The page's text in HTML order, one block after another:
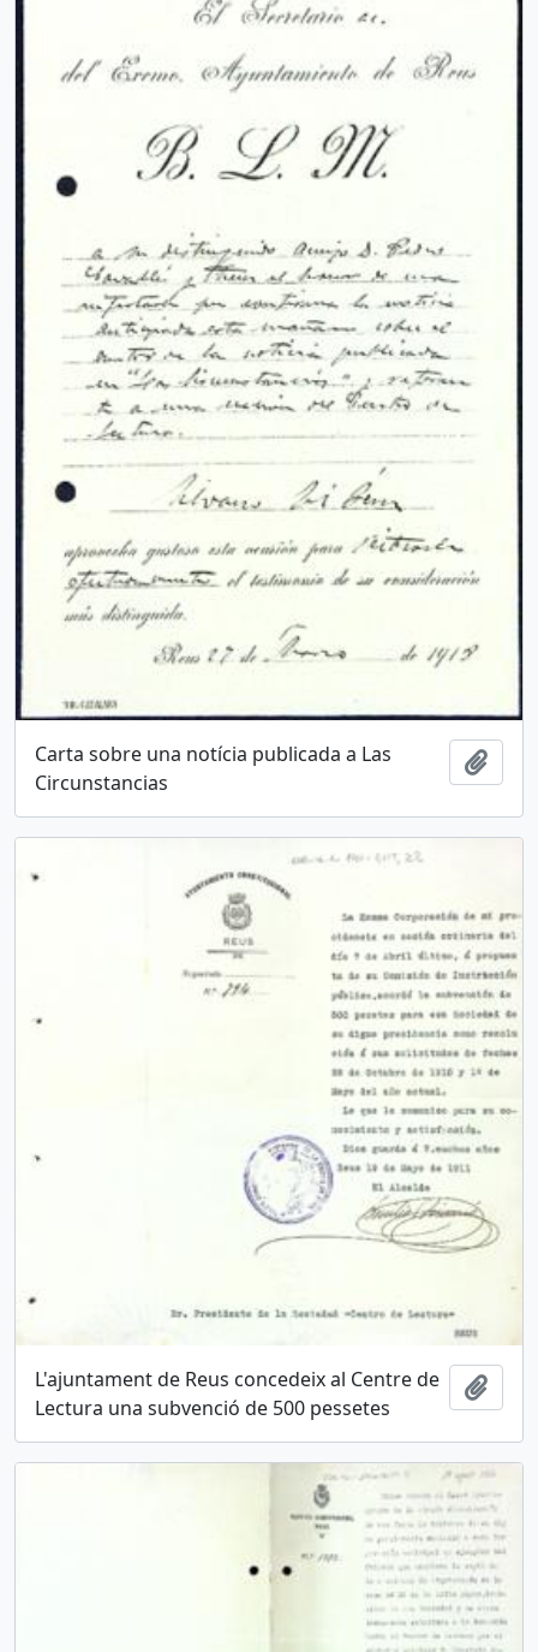
Carta sobre una notícia publicada a Las
Circunstancias
L'ajuntament de Reus concedeix al Centre de
Lectura una subvenció de 500 pessetes